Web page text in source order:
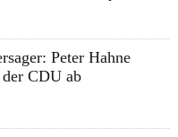
Peter Hahne
CDU ab